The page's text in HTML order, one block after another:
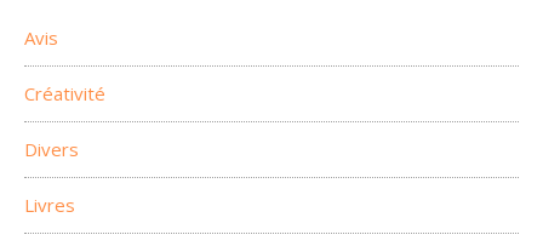
Avis
Créativité
Divers
Livres